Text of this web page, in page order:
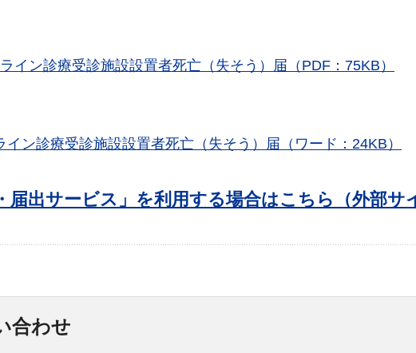
イン診療受診施設設置者死亡（失そう）届（PDF：75KB）
イン診療受診施設設置者死亡（失そう）届（ワード：24KB）
届出サービス」を利用する場合はこちら（外部サ
合わせ